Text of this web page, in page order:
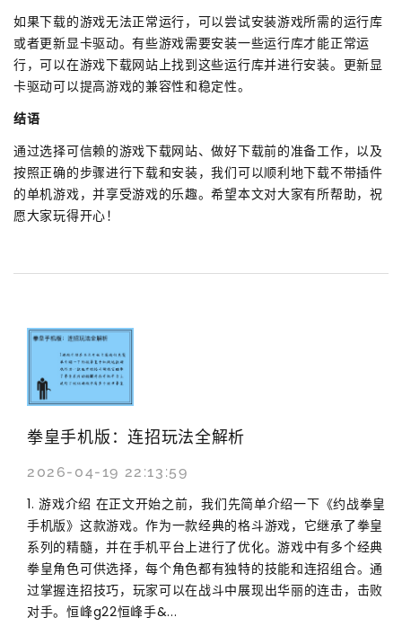
如果下载的游戏无法正常运行，可以尝试安装游戏所需的运行库
或者更新显卡驱动。有些游戏需要安装一些运行库才能正常运
行，可以在游戏下载网站上找到这些运行库并进行安装。更新显
卡驱动可以提高游戏的兼容性和稳定性。
结语
通过选择可信赖的游戏下载网站、做好下载前的准备工作，以及
按照正确的步骤进行下载和安装，我们可以顺利地下载不带插件
的单机游戏，并享受游戏的乐趣。希望本文对大家有所帮助，祝
愿大家玩得开心！
拳皇手机版：连招玩法全解析
2026-04-19 22:13:59
1. 游戏介绍 在正文开始之前，我们先简单介绍一下《约战拳皇
手机版》这款游戏。作为一款经典的格斗游戏，它继承了拳皇
系列的精髓，并在手机平台上进行了优化。游戏中有多个经典
拳皇角色可供选择，每个角色都有独特的技能和连招组合。通
过掌握连招技巧，玩家可以在战斗中展现出华丽的连击，击败
对手。恒峰g22恒峰手&...